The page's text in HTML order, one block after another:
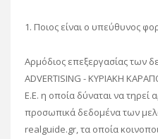
1. Ποιος είναι ο υπεύθυνος
Αρμόδιος επεξεργασίας των
ADVERTISING - ΚΥΡΙΑΚΗ
Ε.Ε. η οποία δύναται να τηρεί
προσωπικά δεδομένα των
realguide.gr, τα οποία